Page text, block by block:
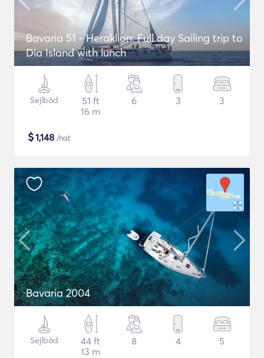
Bavaria 51 - Heraklion: Full day Sailing trip to
Dia Island with lunch
Sejlbåd
51 ft
16 m
6 3 3
$1,148 /nat
Bavaria 2004
Sejlbåd
44 ft
13 m
8 4 5